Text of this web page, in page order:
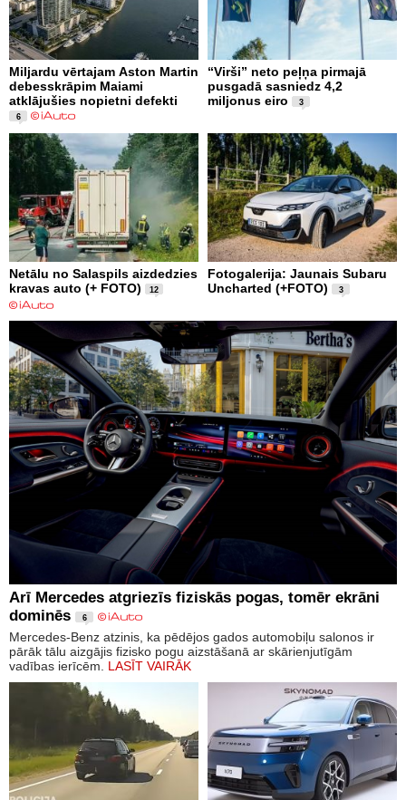
Miljardu vērtajam Aston Martin
debesskrāpim Maiami
atklājušies nopietni defekti
6
“Virši” neto peļņa pirmajā
pusgadā sasniedz 4,2
miljonus eiro
3
Netālu no Salaspils aizdedzies
kravas auto (+ FOTO)
12
Fotogalerija: Jaunais Subaru
Uncharted (+FOTO)
3
Arī Mercedes atgriezīs fiziskās pogas, tomēr ekrāni
dominēs
6
Mercedes-Benz atzinis, ka pēdējos gados automobiļu salonos ir
pārāk tālu aizgājis fizisko pogu aizstāšanā ar skārienjutīgām
vadības ierīcēm. LASĪT VAIRĀK